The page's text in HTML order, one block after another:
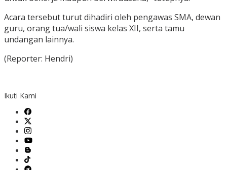
Acara tersebut turut dihadiri oleh pengawas SMA, dewan
guru, orang tua/wali siswa kelas XII, serta tamu
undangan lainnya.
(Reporter: Hendri)
Ikuti Kami